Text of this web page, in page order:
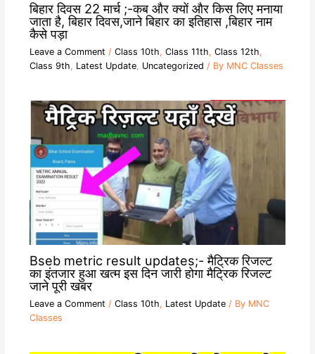
बिहार दिवस 22 मार्च ;-कब और क्यों और किस लिए मनाया
जाता है, बिहार दिवस,जाने बिहार का इतिहास ,बिहार नाम
कैसे पड़ा
Leave a Comment / Class 10th, Class 11th, Class 12th,
Class 9th, Latest Update, Uncategorized / By MNC Classes
Bseb metric result updates;- मैट्रिक रिजल्ट
का इंतजार हुआ खत्म इस दिन जारी होगा मैट्रिक रिजल्ट
जाने पूरी खबर
Leave a Comment / Class 10th, Latest Update/ By MNC
Classes